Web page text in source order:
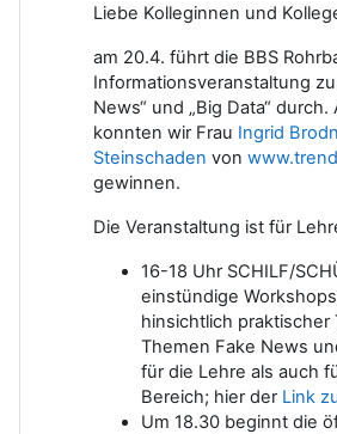
Liebe Kolleginnen und
am 20.4. führt die BBS
Informationsveranstaltung
News“ und „Big Data“
konnten wir Frau Ingrid
Steinschaden von
gewinnen.
Die Veranstaltung ist für
16-18 Uhr SCHILF/
einstündige
hinsichtlich praktischer
Themen Fake News
für die Lehre als auch
Bereich; hier der Link
Um 18.30 beginnt die